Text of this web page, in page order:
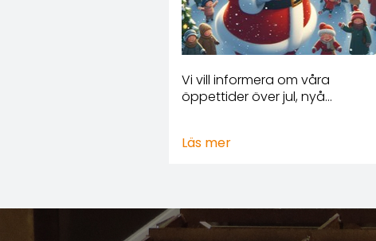
Vi vill informera om våra
öppettider över jul, nyå…
Läs mer